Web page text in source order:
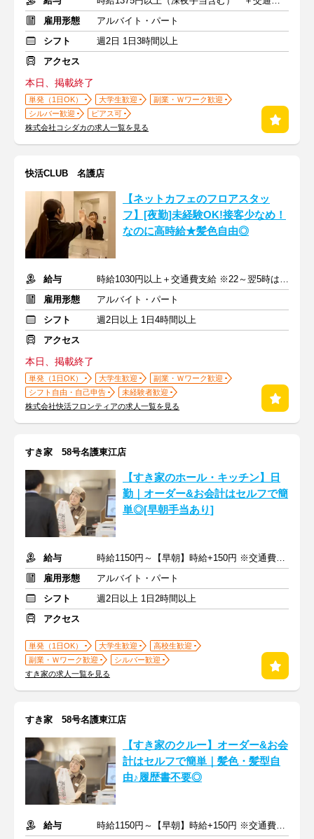
雇用形態
アルバイト・パート
シフト
週2日 1日3時間以上
アクセス
本日、掲載終了
単発（1日OK） 大学生歓迎
副業・Ｗワーク歓迎
シルバー歓迎
ピアス可
株式会社コシダカの求人一覧を見る
快活CLUB 名護店
【ネットカフェのフロアスタッ
フ】[夜勤]未経験OK!接客少なめ！
なのに高時給★髪色自由◎
給与
時給1030円以上＋交通費支給 ※22～翌5時は時給1288円
雇用形態
アルバイト・パート
シフト
週2日以上 1日4時間以上
アクセス
本日、掲載終了
単発（1日OK） 大学生歓迎
副業・Ｗワーク歓迎
シフト自由・自己申告
未経験者歓迎
株式会社快活フロンティアの求人一覧を見る
すき家 58号名護東江店
【すき家のホール・キッチン】日
勤｜オーダー&お会計はセルフで簡
単◎[早朝手当あり]
給与
時給1150円～【早朝】時給+150円 ※交通費支給
雇用形態
アルバイト・パート
シフト
週2日以上 1日2時間以上
アクセス
単発（1日OK） 大学生歓迎
高校生歓迎
副業・Ｗワーク歓迎
シルバー歓迎
すき家の求人一覧を見る
すき家 58号名護東江店
【すき家のクルー】オーダー&お会
計はセルフで簡単｜髪色・髪型自
由♪履歴書不要◎
給与 時給1150円～【早朝】時給+150円 ※交通費支給